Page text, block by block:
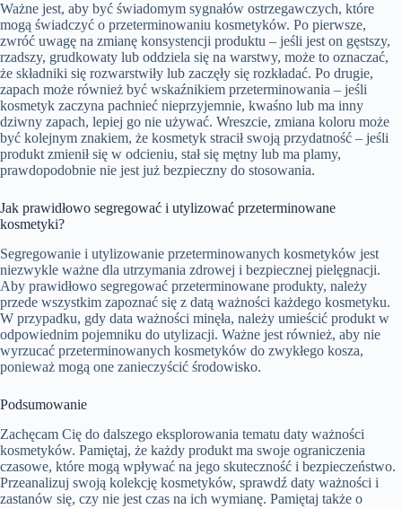
Ważne jest, aby być świadomym sygnałów ostrzegawczych, które
mogą świadczyć o przeterminowaniu kosmetyków. Po pierwsze,
zwróć uwagę na zmianę konsystencji produktu – jeśli jest on gęstszy,
rzadszy, grudkowaty lub oddziela się na warstwy, może to oznaczać,
że składniki się rozwarstwiły lub zaczęły się rozkładać. Po drugie,
zapach może również być wskaźnikiem przeterminowania – jeśli
kosmetyk zaczyna pachnieć nieprzyjemnie, kwaśno lub ma inny
dziwny zapach, lepiej go nie używać. Wreszcie, zmiana koloru może
być kolejnym znakiem, że kosmetyk stracił swoją przydatność – jeśli
produkt zmienił się w odcieniu, stał się mętny lub ma plamy,
prawdopodobnie nie jest już bezpieczny do stosowania.
Jak prawidłowo segregować i utylizować przeterminowane
kosmetyki?
Segregowanie i utylizowanie przeterminowanych kosmetyków jest
niezwykle ważne dla utrzymania zdrowej i bezpiecznej pielęgnacji.
Aby prawidłowo segregować przeterminowane produkty, należy
przede wszystkim zapoznać się z datą ważności każdego kosmetyku.
W przypadku, gdy data ważności minęła, należy umieścić produkt w
odpowiednim pojemniku do utylizacji. Ważne jest również, aby nie
wyrzucać przeterminowanych kosmetyków do zwykłego kosza,
ponieważ mogą one zanieczyścić środowisko.
Podsumowanie
Zachęcam Cię do dalszego eksplorowania tematu daty ważności
kosmetyków. Pamiętaj, że każdy produkt ma swoje ograniczenia
czasowe, które mogą wpływać na jego skuteczność i bezpieczeństwo.
Przeanalizuj swoją kolekcję kosmetyków, sprawdź daty ważności i
zastanów się, czy nie jest czas na ich wymianę. Pamiętaj także o